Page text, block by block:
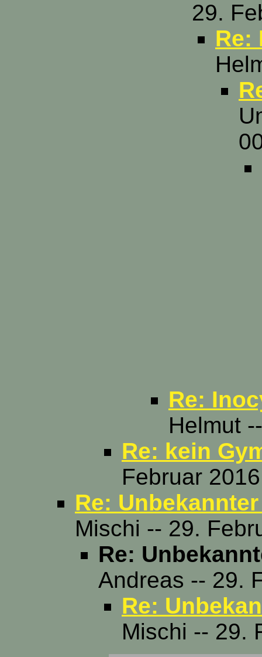
29.
Re:
Re:
Helmut
Re: kein
Februar
Re:
Mischi -- 29.
Re:
Andreas -- 29.
Re:
Mischi -- 29.